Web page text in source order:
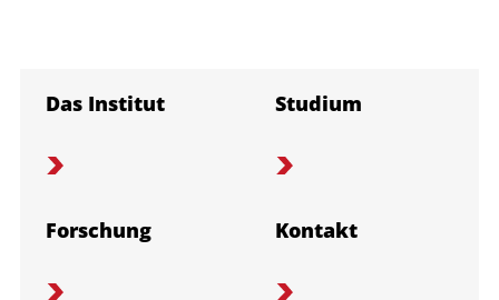
Das Institut Studium
Forschung Kontakt